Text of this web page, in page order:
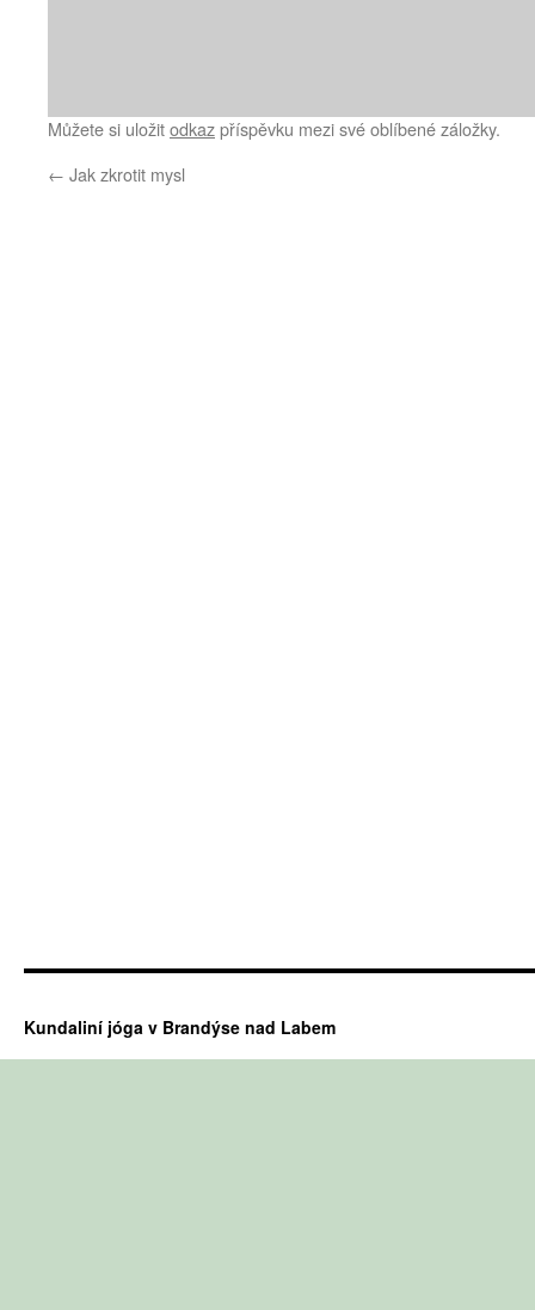
Můžete si uložitodkazpříspěvku mezi své oblíbené záložky.
← Jak zkrotit mysl
Kundaliní jóga v Brandýse nad Labem